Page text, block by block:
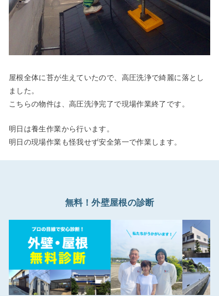
屋根全体に苔が生えていたので、高圧洗浄で綺麗に落とし
ました。
こちらの物件は、高圧洗浄完了で現場作業終了です。
明日は養生作業から行います。
明日の現場作業も怪我せず安全第一で作業します。
無料！外壁屋根の診断